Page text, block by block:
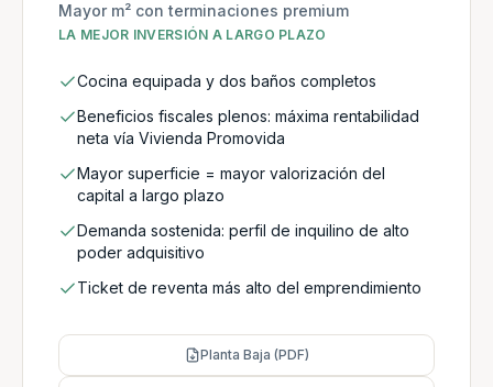
Mayor m² con terminaciones premium
LA MEJOR INVERSIÓN A LARGO PLAZO
Cocina equipada y dos baños completos
Beneficios fiscales plenos: máxima rentabilidad
neta vía Vivienda Promovida
Mayor superficie = mayor valorización del
capital a largo plazo
Demanda sostenida: perfil de inquilino de alto
poder adquisitivo
Ticket de reventa más alto del emprendimiento
Planta Baja (PDF)